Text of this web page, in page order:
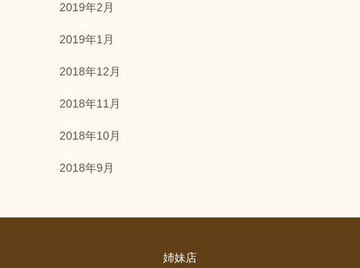
2019年2月
2019年1月
2018年12月
2018年11月
2018年10月
2018年9月
姉妹店